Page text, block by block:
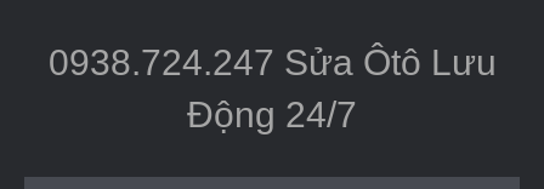
0938.724.247 Sửa Ôtô Lưu
Động 24/7